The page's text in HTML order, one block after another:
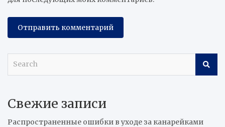
c
Свежие записи
Распространенные ошибки в уходе за канарейками